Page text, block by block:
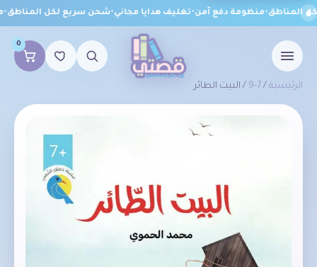
المناطق•منظومة دفع آمن•تغليف هدايا مجاني•شحن سريع لكل المناطق•
0
الرئيسية /
7-9 / البيت الطائر